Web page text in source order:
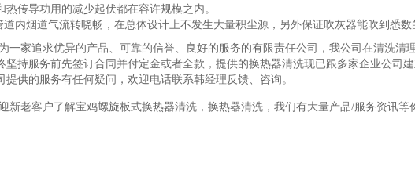
热传导功用的减少起伏都在容许规模之内。
道内烟道气流转晓畅，在总体设计上不发生大量积尘源，另外保证吹灰器能吹到悉数
一家追求优异的产品、可靠的信誉、良好的服务的有限责任公司，我公司在清洗清
坚持服务前先签订合同并付定金或者全款，提供的换热器清洗现已跟多家企业公司
提供的服务有任何疑问，欢迎电话联系韩经理反馈、咨询。
新老客户了解宝鸡螺旋板式换热器清洗，换热器清洗，我们有大量产品/服务资讯等